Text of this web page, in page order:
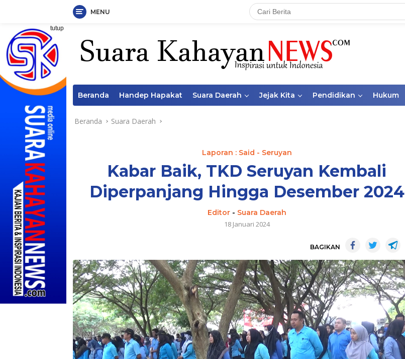
Langsung
konten
MENU
tutup
Beranda Handep Hapakat Suara Daerah Jejak Kita Pendidikan Hukum
Beranda Suara Daerah
Laporan : Said - Seruyan
Kabar Baik, TKD Seruyan Kembali
Diperpanjang Hingga Desember 2024
Editor- Suara Daerah
18 Januari 2024
BAGIKAN